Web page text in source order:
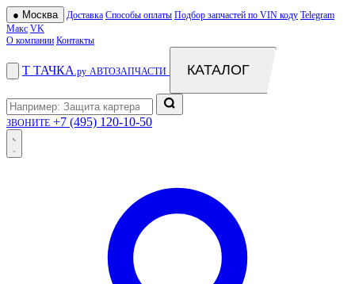
● Москва Доставка Способы оплаты Подбор запчастей по VIN коду Telegram
Макс VK
О компании Контакты
Т ТАЧКА .ру АВТОЗАПЧАСТИ КАТАЛОГ
ЗВОНИТЕ +7 (495) 120-10-50